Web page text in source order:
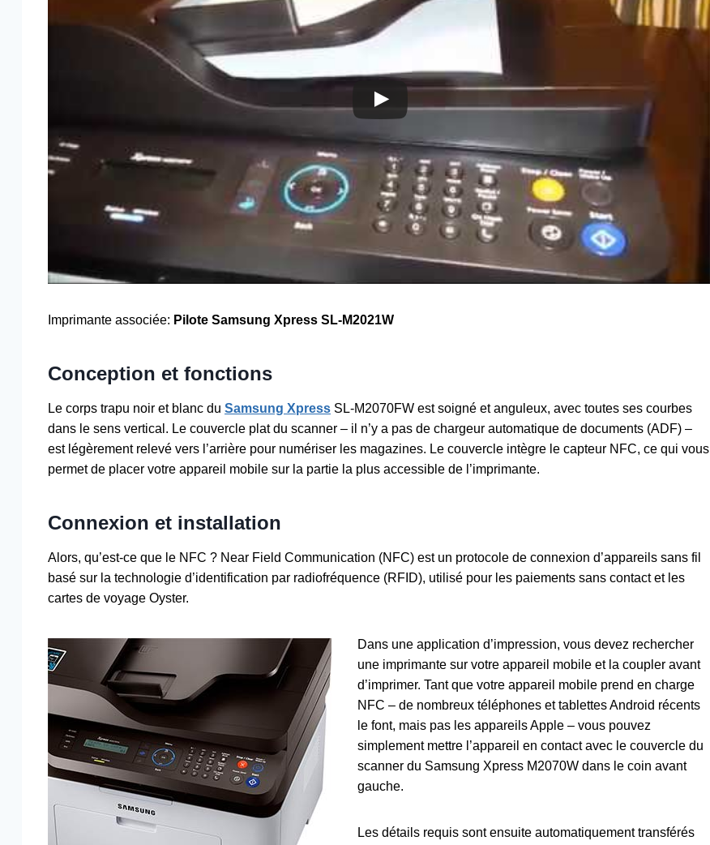
Imprimante associée: Pilote Samsung Xpress SL-M2021W
Conception et fonctions
Le corps trapu noir et blanc du Samsung Xpress SL-M2070FW est soigné et anguleux, avec toutes ses courbes
dans le sens vertical. Le couvercle plat du scanner – il n’y a pas de chargeur automatique de documents (ADF) –
est légèrement relevé vers l’arrière pour numériser les magazines. Le couvercle intègre le capteur NFC, ce qui vous
permet de placer votre appareil mobile sur la partie la plus accessible de l’imprimante.
Connexion et installation
Alors, qu’est-ce que le NFC ? Near Field Communication (NFC) est un protocole de connexion d’appareils sans fil
basé sur la technologie d’identification par radiofréquence (RFID), utilisé pour les paiements sans contact et les
cartes de voyage Oyster.
Dans une application d’impression, vous devez rechercher
une imprimante sur votre appareil mobile et la coupler avant
d’imprimer. Tant que votre appareil mobile prend en charge
NFC – de nombreux téléphones et tablettes Android récents
le font, mais pas les appareils Apple – vous pouvez
simplement mettre l’appareil en contact avec le couvercle du
scanner du Samsung Xpress M2070W dans le coin avant
gauche.
Les détails requis sont ensuite automatiquement transférés